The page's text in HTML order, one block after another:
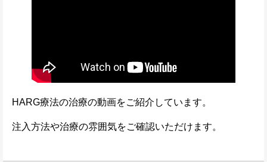
HARG療法の治療の動画をご紹介しています。
注入方法や治療の雰囲気をご確認いただけます。